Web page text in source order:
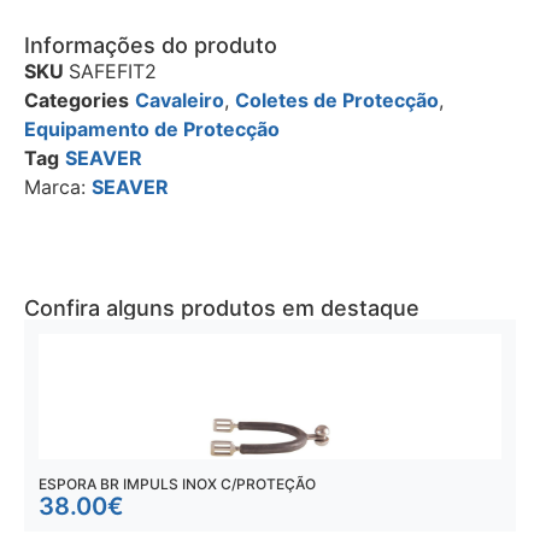
Informações do produto
SKU SAFEFIT2
Categories Cavaleiro, Coletes de Protecção,
Equipamento de Protecção
Tag SEAVER
Marca: SEAVER
Confira alguns produtos em destaque
ESPORA BR IMPULS INOX C/PROTEÇÃO
38.00€